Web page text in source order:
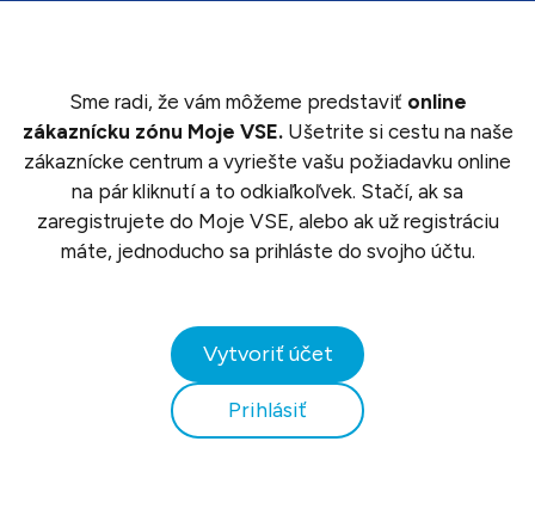
Sme radi, že vám môžeme predstaviť online
zákaznícku zónu Moje VSE. Ušetrite si cestu na naše
zákaznícke centrum a vyriešte vašu požiadavku online
na pár kliknutí a to odkiaľkoľvek. Stačí, ak sa
zaregistrujete do Moje VSE, alebo ak už registráciu
máte, jednoducho sa prihláste do svojho účtu.
Vytvoriť účet
Prihlásiť